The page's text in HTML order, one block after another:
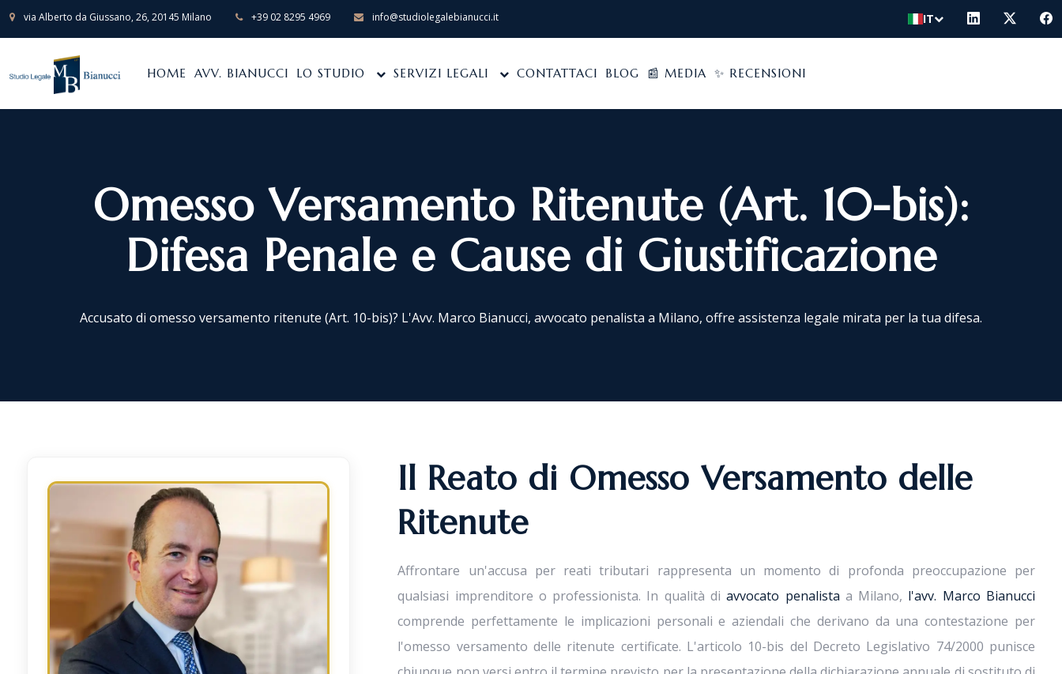
IT
via Alberto da Giussano, 26, 20145 Milano +39 02 8295 4969 info@studiolegalebianucci.it
HOME AVV. BIANUCCI LO STUDIO SERVIZI LEGALI CONTATTACI BLOG 📰 MEDIA ✨ RECENSIONI
Omesso Versamento Ritenute (Art. 10-bis):
Difesa Penale e Cause di Giustificazione
Accusato di omesso versamento ritenute (Art. 10-bis)? L'Avv. Marco Bianucci, avvocato penalista a Milano, offre assistenza legale mirata per la tua difesa.
Il Reato di Omesso Versamento delle
Ritenute
Affrontare un'accusa per reati tributari rappresenta un momento di profonda preoccupazione per
qualsiasi imprenditore o professionista. In qualità diavvocato penalista a Milano, l'avv. Marco Bianucci
comprende perfettamente le implicazioni personali e aziendali che derivano da una contestazione per
l'omesso versamento delle ritenute certificate. L'articolo 10-bis del Decreto Legislativo 74/2000 punisce